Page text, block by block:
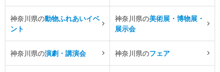
神奈川県の動物ふれあいイベ
ント
神奈川県の美術展・博物展・
展示会
神奈川県の演劇・講演会 神奈川県のフェア